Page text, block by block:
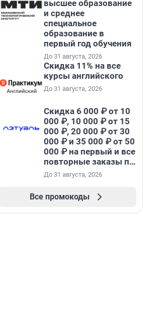
высшее образование
и среднее
специальное
образование в
первый год обучения
До 31 августа, 2026
Скидка 11% на все
курсы английского
До 31 августа, 2026
Скидка 6 000 ₽ от 10
000 ₽, 10 000 ₽ от 15
000 ₽, 20 000 ₽ от 30
000 ₽ и 35 000 ₽ от 50
000 ₽ на первый и все
повторные заказы по
промокоду НАБЕРИ
До 31 августа, 2026
Все промокоды